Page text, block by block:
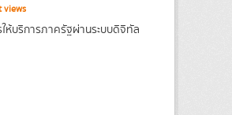
ห้บริการภาครัฐผ่านระบบดิจิทัล